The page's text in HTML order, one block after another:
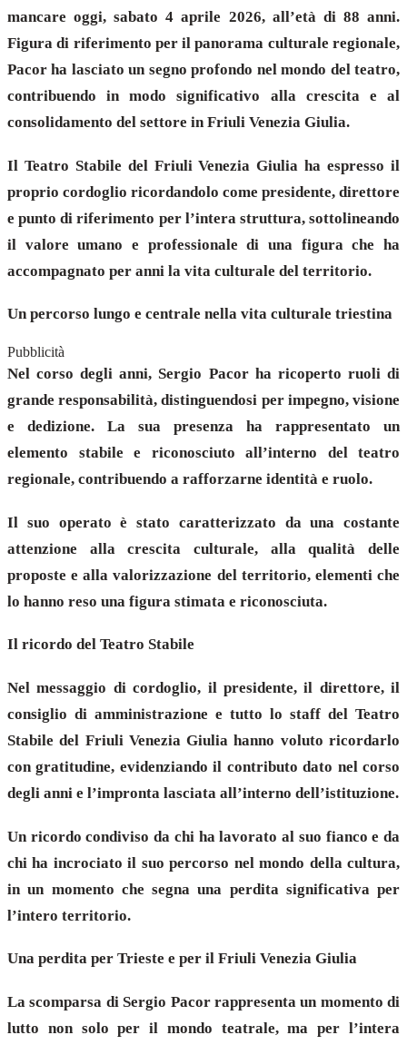
mancare oggi, sabato 4 aprile 2026, all’età di 88 anni.
Figura di riferimento per il panorama culturale regionale,
Pacor ha lasciato un segno profondo nel mondo del teatro,
contribuendo in modo significativo alla crescita e al
consolidamento del settore in Friuli Venezia Giulia.
Il Teatro Stabile del Friuli Venezia Giulia ha espresso il
proprio cordoglio ricordandolo come presidente, direttore
e punto di riferimento per l’intera struttura, sottolineando
il valore umano e professionale di una figura che ha
accompagnato per anni la vita culturale del territorio.
Un percorso lungo e centrale nella vita culturale triestina
Pubblicità
Nel corso degli anni, Sergio Pacor ha ricoperto ruoli di
grande responsabilità, distinguendosi per impegno, visione
e dedizione. La sua presenza ha rappresentato un
elemento stabile e riconosciuto all’interno del teatro
regionale, contribuendo a rafforzarne identità e ruolo.
Il suo operato è stato caratterizzato da una costante
attenzione alla crescita culturale, alla qualità delle
proposte e alla valorizzazione del territorio, elementi che
lo hanno reso una figura stimata e riconosciuta.
Il ricordo del Teatro Stabile
Nel messaggio di cordoglio, il presidente, il direttore, il
consiglio di amministrazione e tutto lo staff del Teatro
Stabile del Friuli Venezia Giulia hanno voluto ricordarlo
con gratitudine, evidenziando il contributo dato nel corso
degli anni e l’impronta lasciata all’interno dell’istituzione.
Un ricordo condiviso da chi ha lavorato al suo fianco e da
chi ha incrociato il suo percorso nel mondo della cultura,
in un momento che segna una perdita significativa per
l’intero territorio.
Una perdita per Trieste e per il Friuli Venezia Giulia
La scomparsa di Sergio Pacor rappresenta un momento di
lutto non solo per il mondo teatrale, ma per l’intera